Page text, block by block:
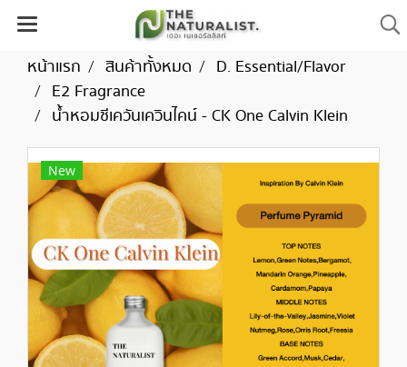
หน้าแรก สินค้าทั้งหมด
D. Essential/Flavor
E2 Fragrance
น้ำหอมซีเควันเควินไคน์ - CK One Calvin Klein
New